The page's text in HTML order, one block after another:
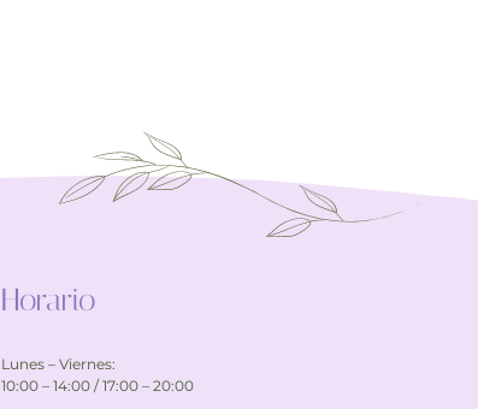
Horario
Lunes – Viernes:
10:00 – 14:00 / 17:00 – 20:00